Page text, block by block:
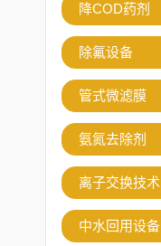
降COD药剂
除氟设备
管式微滤膜
氨氮去除剂
离子交换技术
中水回用设备